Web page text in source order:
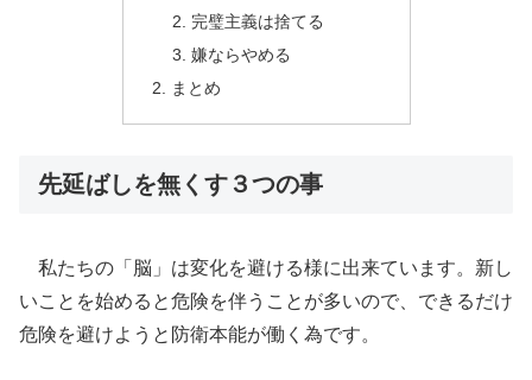
完璧主義は捨てる
嫌ならやめる
まとめ
先延ばしを無くす３つの事
私たちの「脳」は変化を避ける様に出来ています。新し
いことを始めると危険を伴うことが多いので、できるだけ
危険を避けようと防衛本能が働く為です。